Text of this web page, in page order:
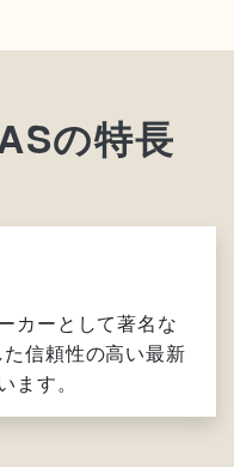
の特長
カーとして著名な
信頼性の高い最新
す。